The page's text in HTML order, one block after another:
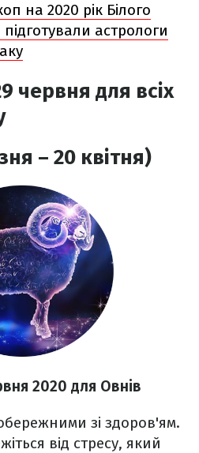
на 2020 рік Білого
астрологи
червня для всіх
– 20 квітня)
2020 для Овнів
зі здоров'ям.
від стресу, який